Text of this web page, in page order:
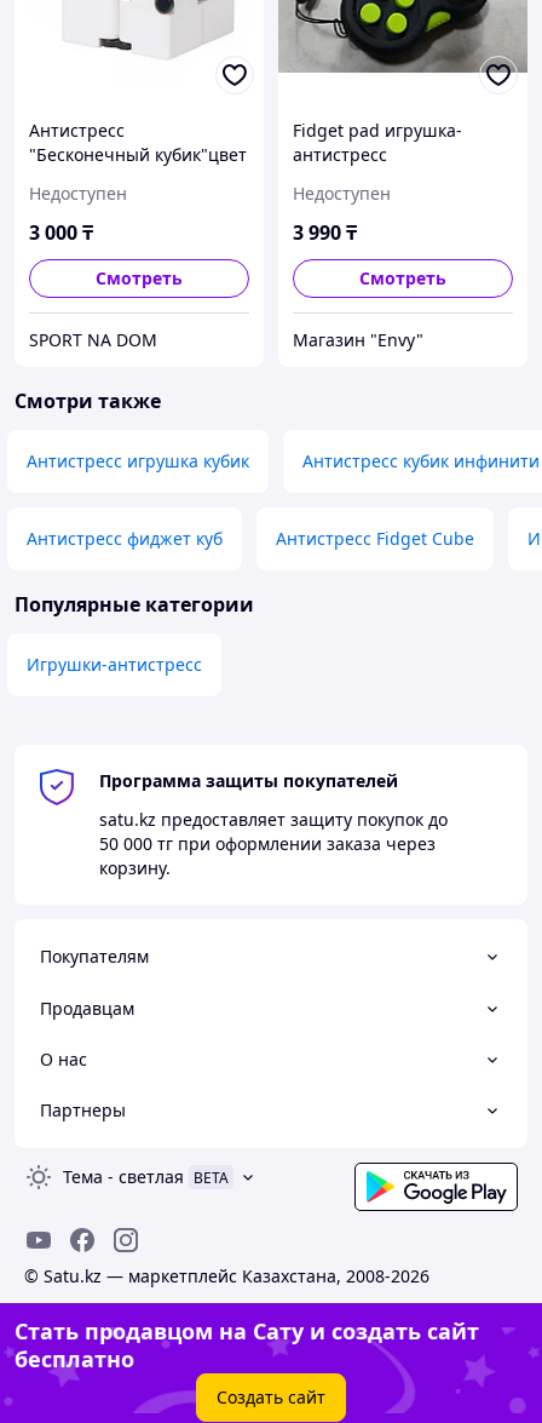
Антистресс
"Бесконечный кубик"цвет
Недоступен
3 000₸
Смотреть
SPORT NA DOM
Fidget pad игрушка-
антистресс
Недоступен
3 990₸
Смотреть
Магазин "Envy"
Смотри также
Антистресс игрушка кубик Антистресс кубик инфинити
Антистресс фиджет куб Антистресс Fidget Cube
Популярные категории
Игрушки-антистресс
Программа защиты покупателей
satu.kz предоставляет защиту покупок до
50 000 тг при оформлении заказа через
корзину.
Покупателям
Продавцам
О нас
Партнеры
Тема - светлая BETA
© Satu.kz — маркетплейс Казахстана, 2008-2026
Стать продавцом на Сату и создать сайт
бесплатно
Создать сайт